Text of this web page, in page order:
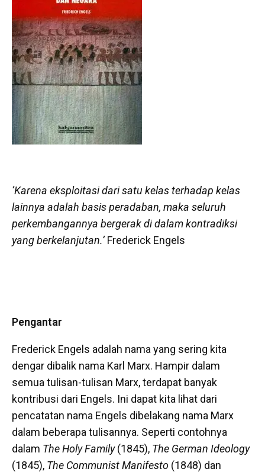
‘Karena eksploitasi dari satu kelas terhadap kelas
lainnya adalah basis peradaban, maka seluruh
perkembangannya bergerak di dalam kontradiksi
yang berkelanjutan.’Frederick Engels
Pengantar
Frederick Engels adalah nama yang sering kita
dengar dibalik nama Karl Marx. Hampir dalam
semua tulisan-tulisan Marx, terdapat banyak
kontribusi dari Engels. Ini dapat kita lihat dari
pencatatan nama Engels dibelakang nama Marx
dalam beberapa tulisannya. Seperti contohnya
dalam The Holy Family(1845), The German Ideology
(1845), The Communist Manifesto (1848) dan